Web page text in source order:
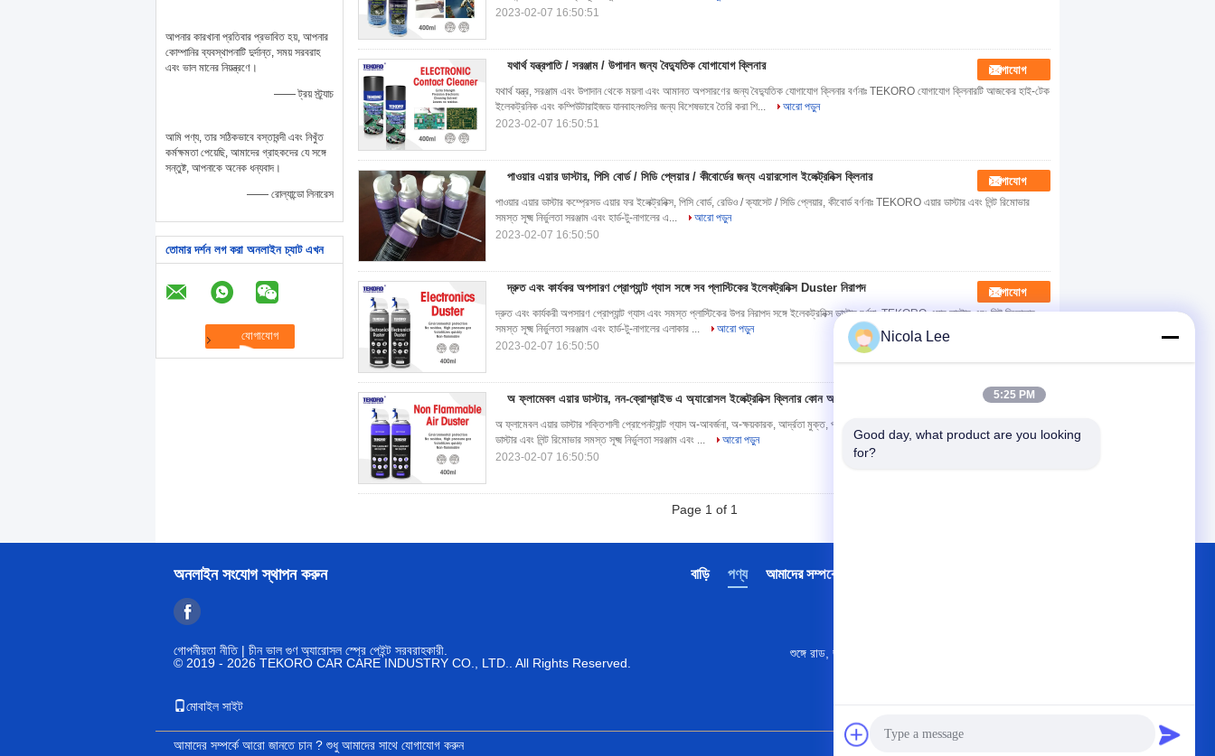
আপনার কারখানা প্রতিবার প্রভাবিত হয়, আপনার
কোম্পানির ব্যবস্থাপনাটি দুর্দান্ত, সময় সরবরাহ
এবং ভাল মানের নিয়ন্ত্রণে।
—— ট্রয় স্ট্র্যাচ
আমি পণ্য, তার সঠিকভাবে বস্তাবন্দী এবং নিখুঁত
কর্মক্ষমতা পেয়েছি, আমাদের গ্রাহকদের যে সঙ্গে
সন্তুষ্ট, আপনাকে অনেক ধন্যবাদ।
—— রোল্যান্ডো লিনারেস
তোমার দর্শন লগ করা অনলাইন চ্যাট এখন
2023-02-07 16:50:51
যথার্থ যন্ত্রপাতি / সরঞ্জাম / উপাদান জন্য বৈদ্যুতিক যোগাযোগ ক্লিনার যোগাযোগ
যথার্থ যন্ত্র, সরঞ্জাম এবং উপাদান থেকে ময়লা এবং আমানত অপসারণের জন্য বৈদ্যুতিক যোগাযোগ ক্লিনার বর্ণনাঃ TEKORO যোগাযোগ ক্লিনারটি আজকের হাই-টেক
ইলেকট্রনিক এবং কম্পিউটারাইজড যানবাহনগুলির জন্য বিশেষভাবে তৈরি করা শি...
আরো পড়ুন
2023-02-07 16:50:51
পাওয়ার এয়ার ডাস্টার, পিসি বোর্ড / সিডি প্লেয়ার / কীবোর্ডের জন্য এয়ারসোল ইলেক্ট্রনিক্স ক্লিনার যোগাযোগ
পাওয়ার এয়ার ডাস্টার কম্প্রেসড এয়ার ফর ইলেক্ট্রনিক্স, পিসি বোর্ড, রেডিও / ক্যাসেট / সিডি প্লেয়ার, কীবোর্ড বর্ণনাঃ TEKORO এয়ার ডাস্টার এবং লিন্ট রিমোভার
সমস্ত সূক্ষ্ম নির্ভুলতা সরঞ্জাম এবং হার্ড-টু-নাগালের এ...
আরো পড়ুন
2023-02-07 16:50:50
দ্রুত এবং কার্যকর অপসারণ প্রোপ্যান্ট গ্যাস সঙ্গে সব প্লাস্টিকের ইলেকট্রনিক্স Duster নিরাপদ যোগাযোগ
দ্রুত এবং কার্যকরী অপসারণ প্রোপ্যান্ট গ্যাস এবং সমস্ত প্লাস্টিকের উপর নিরাপদ সঙ্গে ইলেকট্রনিক্স ডাস্টার বর্ণনাঃ TEKORO এয়ার ডাস্টার এবং লিন্ট রিমোভার
সমস্ত সূক্ষ্ম নির্ভুলতা সরঞ্জাম এবং হার্ড-টু-নাগালের এলাকার ...
আরো পড়ুন
2023-02-07 16:50:50
অ ফ্লামেবল এয়ার ডাস্টার, নন-ক্রোশ্রাইভ এ অ্যারোসল ইলেক্ট্রনিক্স ক্লিনার কোন অবশিষ্টাংশ পাতা যোগাযোগ
অ ফ্লামেবল এয়ার ডাস্টার শক্তিশালী প্রোপেনট্যান্ট গ্যাস অ-আবর্জনা, অ-ক্ষয়কারক, আর্দ্রতা মুক্ত, পাতা কোন অবশিষ্টাংশ সরবরাহ করে বর্ণনাঃ TEKORO এয়ার
ডাস্টার এবং লিন্ট রিমোভার সমস্ত সূক্ষ্ম নির্ভুলতা সরঞ্জাম এবং ...
আরো পড়ুন
2023-02-07 16:50:50
Page 1 of 1
অনলাইন সংযোগ স্থাপন করুন আমাদের সম্পর্কে
পণ্য
বাড়ি
গোপনীয়তা নীতি| চীন ভাল গুণ অ্যারোসল স্প্রে পেইন্ট সরবরাহকারী.
© 2019 - 2026 TEKORO CAR CARE INDUSTRY CO., LTD.. All Rights Reserved.
শুঙ্গে রাড, জাইহুইউ টাউন, হেশান, জিয়াংম্যান, গুয়াংডং প্রদেশ,
মোবাইল সাইট
আমাদের সম্পর্কে আরো জানতে চান ? শুধু আমাদের সাথে যোগাযোগ করুন
Nicola Lee
5:25 PM
Good day, what product are you looking
for?